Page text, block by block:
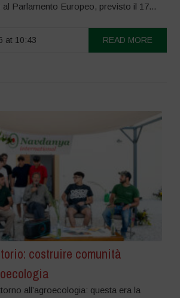
Parlamento Europeo, previsto il 17...
at 10:43 READ MORE
costruire comunità
all’agroecologia: questa era la